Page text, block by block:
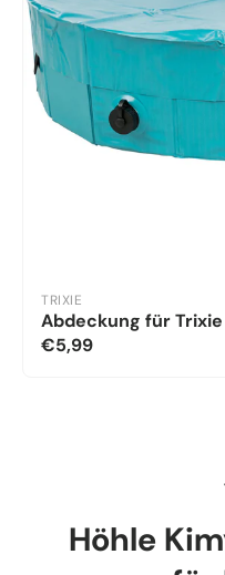
TRIXIE
Abdeckung für
€5,99
Höhle